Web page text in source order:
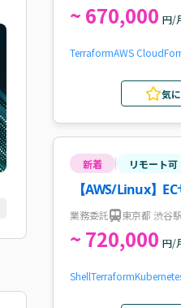
~ 670,000 円/
TerraformAWS
気
新着 リモート可
【AWS/Linux】
案件
業務委託 東京都 渋谷駅
~ 720,000 円/
ShellTerraform